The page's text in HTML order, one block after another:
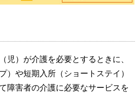
児）が介護を必要とするときに、
）や短期入所（ショートステイ）
障害者の介護に必要なサービスを